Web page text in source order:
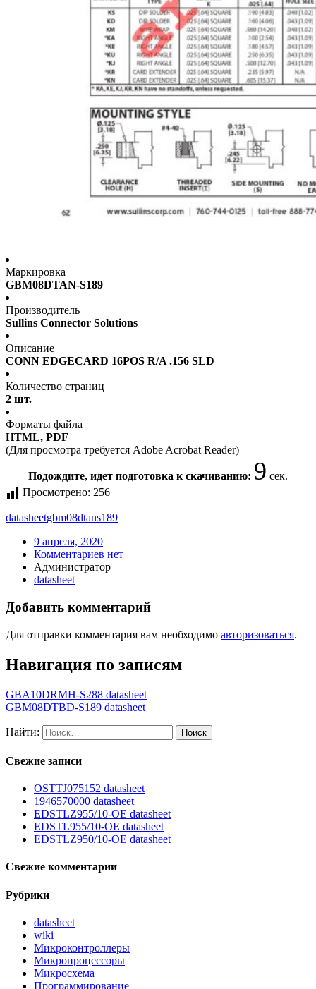
Маркировка
GBM08DTAN-S189
Производитель
Sullins Connector Solutions
Описание
CONN EDGECARD 16POS R/A .156 SLD
Количество страниц
2 шт.
Форматы файла
HTML, PDF
(Для просмотра требуется Adobe Acrobat Reader)
Подождите, идет подготовка к скачиванию: 9 сек.
Просмотрено: 256
datasheetgbm08dtans189
9 апреля, 2020
Комментариев нет
Администратор
datasheet
Добавить комментарий
Для отправки комментария вам необходимо авторизоваться.
Навигация по записям
GBA10DRMH-S288 datasheet
GBM08DTBD-S189 datasheet
Найти:
Свежие записи
OSTTJ075152 datasheet
1946570000 datasheet
EDSTLZ955/10-OE datasheet
EDSTL955/10-OE datasheet
EDSTLZ950/10-OE datasheet
Свежие комментарии
Рубрики
datasheet
wiki
Микроконтроллеры
Микропроцессоры
Микросхема
Программирование